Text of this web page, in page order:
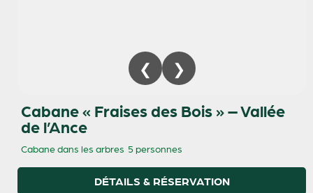
Cabane « Fraises des Bois » – Vallée
de l’Ance
Cabane dans les arbres 5 personnes
DÉTAILS & RÉSERVATION